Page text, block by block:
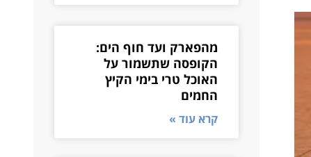
מהפארק ועד חוף הים:
הקופסה שתשמור על
האוכל טרי בימי הקיץ
החמים
קרא עוד »